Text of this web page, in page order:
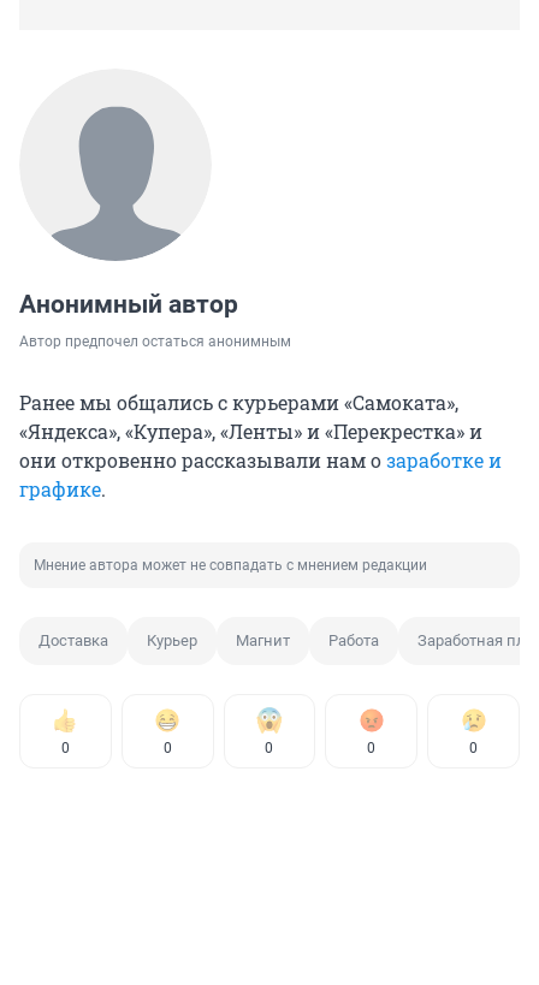
Анонимный автор
Автор предпочел остаться анонимным
Ранее мы общались с курьерами «Самоката»,
«Яндекса», «Купера», «Ленты» и «Перекрестка» и
они откровенно рассказывали нам озаработке и
графике.
Мнение автора может не совпадать с мнением редакции
Доставка Курьер Магнит Работа Заработная
0 0 0 0 0